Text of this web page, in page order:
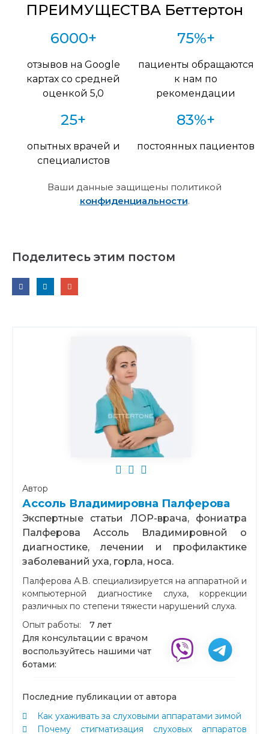
ПРЕИМУЩЕСТВА Беттертон
6000+
отзывов на Google
картах со средней
оценкой 5,0
75%+
пациенты обращаются
к нам по
рекомендации
25+
опытных врачей и
специалистов
83%+
постоянных пациентов
Ваши данные защищены политикой
конфиденциальности.
Поделитесь этим постом
Автор
Ассоль Владимировна Палферова
Экспертные статьи ЛОР-врача, фониатра
Палферова Ассоль Владимировной о
диагностике, лечении и профилактике
заболеваний уха, горла, носа.
Палферова А.В. специализируется на аппаратной и
компьютерной диагностике слуха, коррекции
различных по степени тяжести нарушений слуха.
Опыт работы:
7 лет
Для консультации с врачом
воспользуйтесь нашими чат
ботами:
Последние публикации от автора
Как ухаживать за слуховыми аппаратами зимой
Почему стигматизация слуховых аппаратов